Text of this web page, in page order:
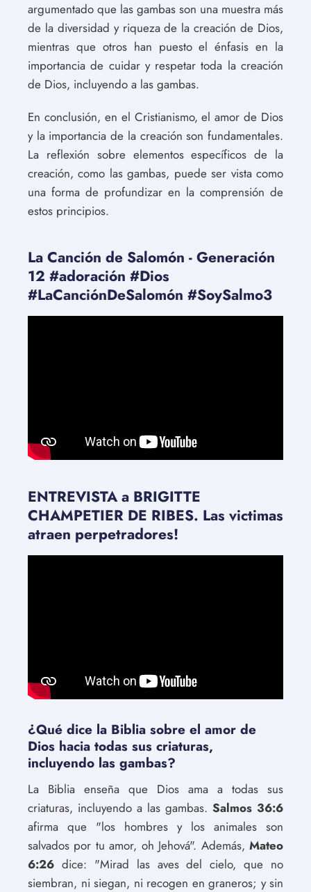
argumentado que las gambas son una muestra más
de la diversidad y riqueza de la creación de Dios,
mientras que otros han puesto el énfasis en la
importancia de cuidar y respetar toda la creación
de Dios, incluyendo a las gambas.
En conclusión, en el Cristianismo, el amor de Dios
y la importancia de la creación son fundamentales.
La reflexión sobre elementos específicos de la
creación, como las gambas, puede ser vista como
una forma de profundizar en la comprensión de
estos principios.
La Canción de Salomón - Generación
12 #adoración #Dios
#LaCanciónDeSalomón #SoySalmo3
ENTREVISTA a BRIGITTE
CHAMPETIER DE RIBES. Las victimas
atraen perpetradores!
¿Qué dice la Biblia sobre el amor de
Dios hacia todas sus criaturas,
incluyendo las gambas?
La Biblia enseña que Dios ama a todas sus
criaturas, incluyendo a las gambas. Salmos 36:6
afirma que "los hombres y los animales son
salvados por tu amor, oh Jehová". Además, Mateo
6:26 dice: "Mirad las aves del cielo, que no
siembran, ni siegan, ni recogen en graneros; y sin